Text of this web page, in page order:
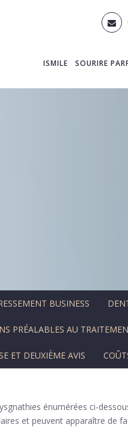
ISMILE SOURIRE
BUSINESS
PRÉALABLES AU
ET DEUXIÈME AVIS
énumérées ci-
et peuvent apparaître de